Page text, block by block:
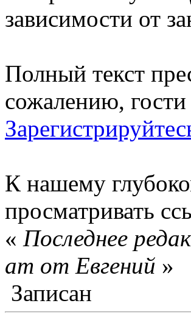
зависимости от
Полный текст
сожалению,
К нашему
просматривать
« Последнее
am от Евгений »
Записан